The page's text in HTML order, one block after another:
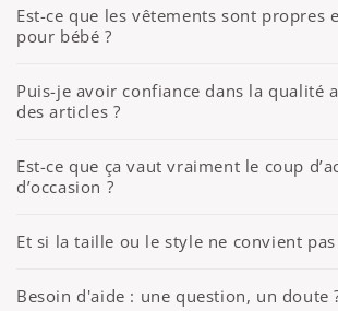
Est-ce que les vêtements sont propres
pour bébé ?
Puis-je avoir confiance dans la qualité
des articles ?
Est-ce que ça vaut vraiment le coup
d’occasion ?
Et si la taille ou le style ne convient pas
Besoin d'aide : une question, un doute